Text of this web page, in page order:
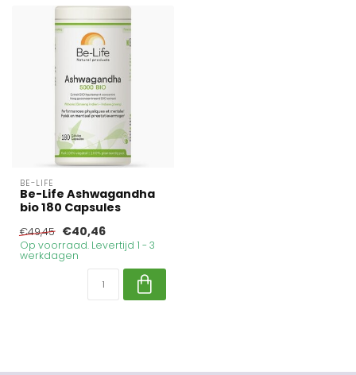
BE-LIFE
Be-Life Ashwagandha
bio 180 Capsules
€49,45 €40,46
Op voorraad. Levertijd 1 - 3
werkdagen